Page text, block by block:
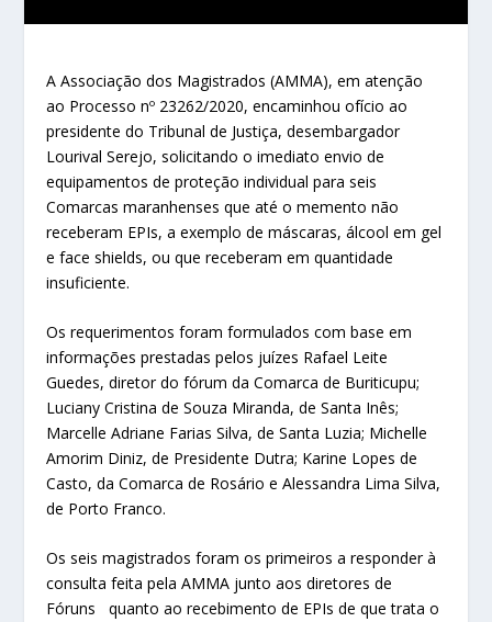
A Associação dos Magistrados (AMMA), em atenção
ao Processo nº 23262/2020, encaminhou ofício ao
presidente do Tribunal de Justiça, desembargador
Lourival Serejo, solicitando o imediato envio de
equipamentos de proteção individual para seis
Comarcas maranhenses que até o memento não
receberam EPIs, a exemplo de máscaras, álcool em gel
e face shields, ou que receberam em quantidade
insuficiente.
Os requerimentos foram formulados com base em
informações prestadas pelos juízes Rafael Leite
Guedes, diretor do fórum da Comarca de Buriticupu;
Luciany Cristina de Souza Miranda, de Santa Inês;
Marcelle Adriane Farias Silva, de Santa Luzia; Michelle
Amorim Diniz, de Presidente Dutra; Karine Lopes de
Casto, da Comarca de Rosário e Alessandra Lima Silva,
de Porto Franco.
Os seis magistrados foram os primeiros a responder à
consulta feita pela AMMA junto aos diretores de
Fóruns quanto ao recebimento de EPIs de que trata o